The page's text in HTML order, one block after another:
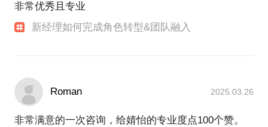
非常优秀且专业
新经理如何完成角色转型&团队融入
Roman 2025.03.26
非常满意的一次咨询，给婧怡的专业度点100个赞。